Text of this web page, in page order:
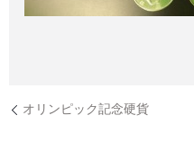
オリンピック記念硬貨